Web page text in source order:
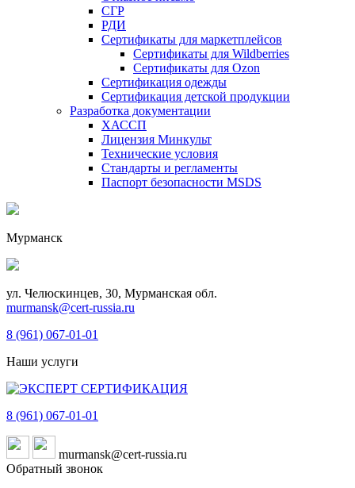
СГР
РДИ
Сертификаты для маркетплейсов
Сертификаты для Wildberries
Сертификаты для Ozon
Сертификация одежды
Сертификация детской продукции
Разработка документации
ХАССП
Лицензия Минкульт
Технические условия
Стандарты и регламенты
Паспорт безопасности MSDS
Мурманск
ул. Челюскинцев, 30, Мурманская обл.
murmansk@cert-russia.ru
8 (961) 067-01-01
Наши услуги
8 (961) 067-01-01
murmansk@cert-russia.ru
Обратный звонок